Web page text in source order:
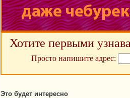
Хотите первыми
Просто напишите адрес:
Это будет интересно